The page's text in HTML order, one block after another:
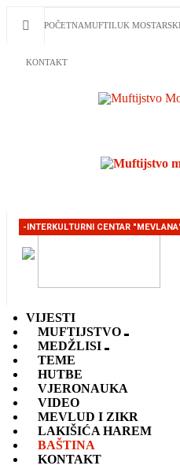
POČETNAMUFTILUK MOSTARSKI
KONTAKT
-INTERKULTURNI CENTAR
VIJESTI
MUFTIJSTVO
MEDŽLISI
TEME
HUTBE
VJERONAUKA
VIDEO
MEVLUD I ZIKR
LAKIŠIĆA HAREM
BAŠTINA
KONTAKT